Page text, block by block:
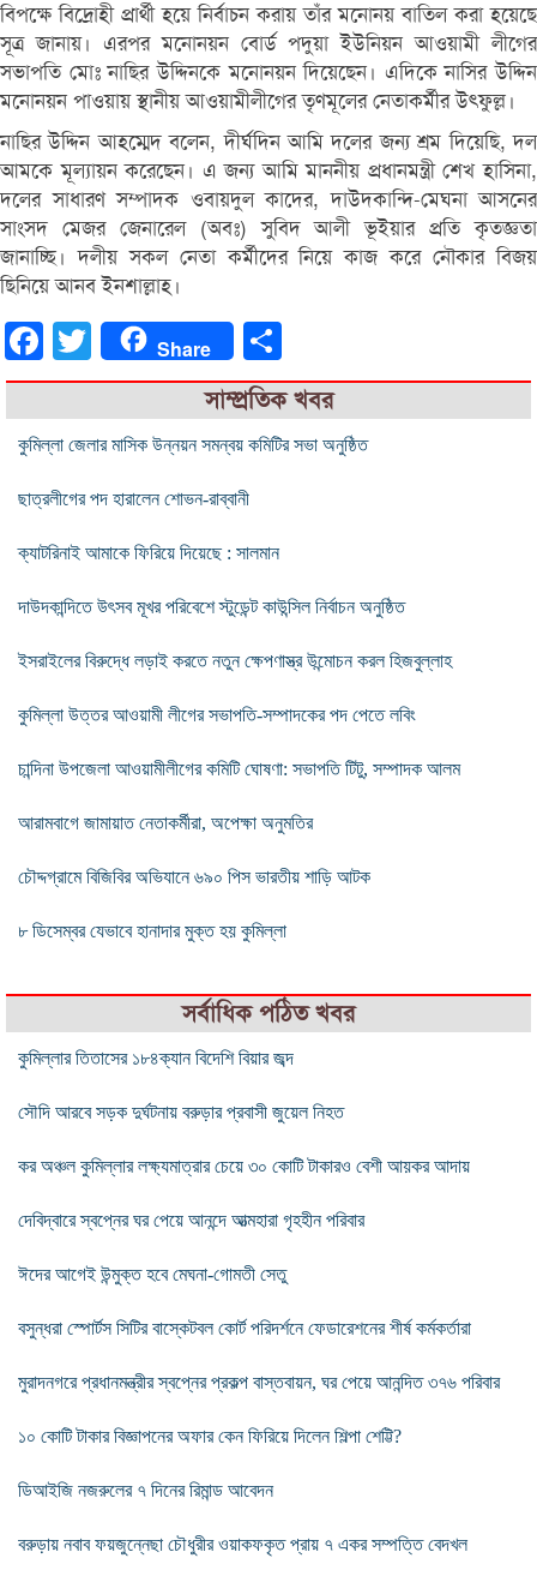
বিপক্ষে বিদ্রোহী প্রার্থী হয়ে নির্বাচন করায় তাঁর মনোনয় বাতিল করা হয়েছে
সূত্র জানায়। এরপর মনোনয়ন বোর্ড পদুয়া ইউনিয়ন আওয়ামী লীগের
সভাপতি মোঃ নাছির উদ্দিনকে মনোনয়ন দিয়েছেন। এদিকে নাসির উদ্দিন
মনোনয়ন পাওয়ায় স্থানীয় আওয়ামীলীগের তৃণমূলের নেতাকর্মীর উৎফুল্ল।
নাছির উদ্দিন আহম্মেদ বলেন, দীর্ঘদিন আমি দলের জন্য শ্রম দিয়েছি, দল
আমকে মূল্যায়ন করেছেন। এ জন্য আমি মাননীয় প্রধানমন্ত্রী শেখ হাসিনা,
দলের সাধারণ সম্পাদক ওবায়দুল কাদের, দাউদকান্দি-মেঘনা আসনের
সাংসদ মেজর জেনারেল (অবঃ) সুবিদ আলী ভূইয়ার প্রতি কৃতজ্ঞতা
জানাচ্ছি। দলীয় সকল নেতা কর্মীদের নিয়ে কাজ করে নৌকার বিজয়
ছিনিয়ে আনব ইনশাল্লাহ।
FacebookTwitter Share
সাম্প্রতিক খবর
কুমিল্লা জেলার মাসিক উন্নয়ন সমন্বয় কমিটির সভা অনুষ্ঠিত
ছাত্রলীগের পদ হারালেন শোভন-রাব্বানী
ক্যাটরিনাই আমাকে ফিরিয়ে দিয়েছে : সালমান
দাউদকান্দিতে উৎসব মূখর পরিবেশে স্টুডেন্ট কাউন্সিল নির্বাচন অনুষ্ঠিত
ইসরাইলের বিরুদ্ধে লড়াই করতে নতুন ক্ষেপণাস্ত্র উন্মোচন করল হিজবুল্লাহ
কুমিল্লা উত্তর আওয়ামী লীগের সভাপতি-সম্পাদকের পদ পেতে লবিং
চান্দিনা উপজেলা আওয়ামীলীগের কমিটি ঘোষণা: সভাপতি টিটু, সম্পাদক আলম
আরামবাগে জামায়াত নেতাকর্মীরা, অপেক্ষা অনুমতির
চৌদ্দগ্রামে বিজিবির অভিযানে ৬৯০ পিস ভারতীয় শাড়ি আটক
৮ ডিসেম্বর যেভাবে হানাদার মুক্ত হয় কুমিল্লা
সর্বাধিক পঠিত খবর
কুমিল্লার তিতাসের ১৮৪ক্যান বিদেশি বিয়ার জব্দ
সৌদি আরবে সড়ক দুর্ঘটনায় বরুড়ার প্রবাসী জুয়েল নিহত
কর অঞ্চল কুমিল্লার লক্ষ্যমাত্রার চেয়ে ৩০ কোটি টাকারও বেশী আয়কর আদায়
দেবিদ্বারে স্বপ্নের ঘর পেয়ে আনন্দে আত্মহারা গৃহহীন পরিবার
ঈদের আগেই উন্মুক্ত হবে মেঘনা-গোমতী সেতু
বসুন্ধরা স্পোর্টস সিটির বাস্কেটবল কোর্ট পরিদর্শনে ফেডারেশনের শীর্ষ কর্মকর্তারা
মুরাদনগরে প্রধানমন্ত্রীর স্বপ্নের প্রকল্প বাস্তবায়ন, ঘর পেয়ে আনন্দিত ৩৭৬ পরিবার
১০ কোটি টাকার বিজ্ঞাপনের অফার কেন ফিরিয়ে দিলেন শিল্পা শেট্টি?
ডিআইজি নজরুলের ৭ দিনের রিমান্ড আবেদন
বরুড়ায় নবাব ফয়জুন্নেছা চৌধুরীর ওয়াকফকৃত প্রায় ৭ একর সম্পত্তি বেদখল